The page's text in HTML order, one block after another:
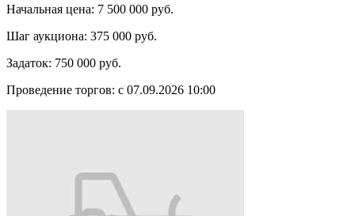
Начальная цена: 7 500 000 руб.
Шаг аукциона: 375 000 руб.
Задаток: 750 000 руб.
Проведение торгов: с 07.09.2026 10:00